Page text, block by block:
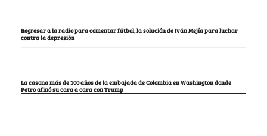
Regresar a la radio para comentar fútbol, la solución de Iván Mejía para luchar
contra la depresión
La casona más de 100 años de la embajada de Colombia en Washington donde
Petro afinó su cara a cara con Trump